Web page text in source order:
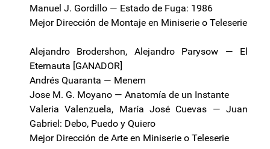
Manuel J. Gordillo — Estado de Fuga: 1986
Mejor Dirección de Montaje en Miniserie o Teleserie
Alejandro Brodershon, Alejandro Parysow — El
Eternauta [GANADOR]
Andrés Quaranta — Menem
Jose M. G. Moyano — Anatomía de un Instante
Valeria Valenzuela, María José Cuevas — Juan
Gabriel: Debo, Puedo y Quiero
Mejor Dirección de Arte en Miniserie o Teleserie